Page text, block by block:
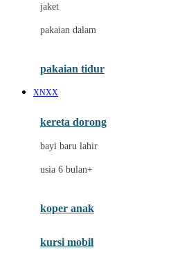
Drew
E
ELC
Ergobaby
Ezyroller
F
jaket
pakaian dalam
pakaian tidur
XNXX
kereta dorong
bayi baru lahir
usia 6 bulan+
koper anak
kursi mobil